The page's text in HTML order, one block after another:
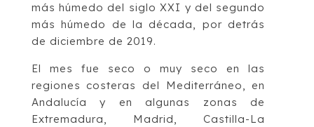
más húmedo del siglo XXI y del segundo
más húmedo de la década, por detrás
de diciembre de 2019.
El mes fue seco o muy seco en las
regiones costeras del Mediterráneo, en
Andalucía y en algunas zonas de
Extremadura, Madrid, Castilla-La